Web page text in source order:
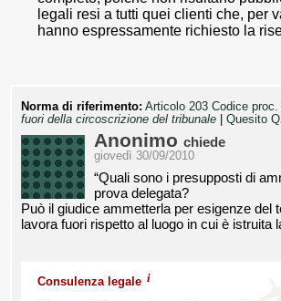
legali resi a tutti quei clienti che, per
hanno espressamente richiesto la
Norma di riferimento: Articolo 203 Codice
fuori della circoscrizione del tribunale
Quesito
Anonimo chiede
giovedì 30/09/2010
“Quali sono i presupposti di
prova delegata?
Può il giudice ammetterla per esigenze del
lavora fuori rispetto al luogo in cui è istruita
Consulenza legale i